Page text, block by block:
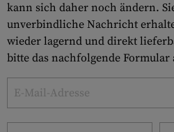
kann sich daher noch ändern.
unverbindliche Nachricht
wieder lagernd und direkt
bitte das nachfolgende Formular